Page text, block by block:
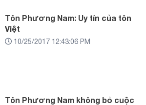
Tôn Phương Nam: Uy tín của tôn
Việt
10/25/2017 12:43:06 PM
Tôn Phương Nam không bỏ cuộc